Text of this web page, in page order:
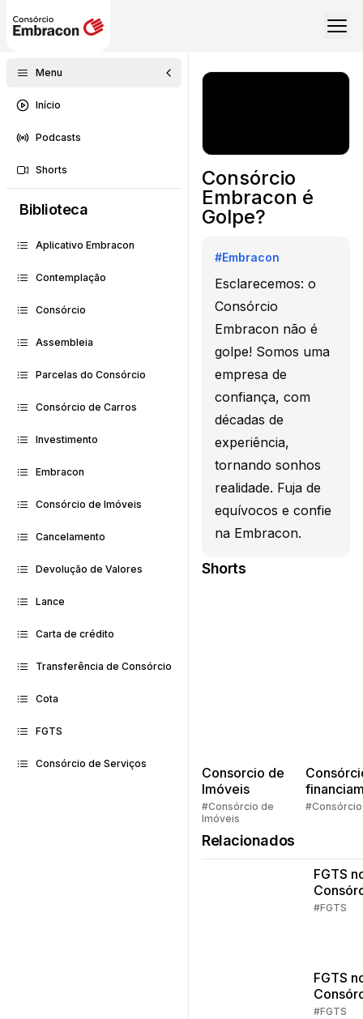
Menu
Início
Podcasts
Shorts
Biblioteca
Aplicativo Embracon
Contemplação
Consórcio
Assembleia
Parcelas do Consórcio
Consórcio de Carros
Investimento
Embracon
Consórcio de Imóveis
Cancelamento
Devolução de Valores
Lance
Carta de crédito
Transferência de Consórcio
Cota
FGTS
Consórcio de Serviços
Consórcio
Embracon é
Golpe?
#Embracon
Esclarecemos: o
Consórcio
Embracon não é
golpe! Somos uma
empresa de
confiança, com
décadas de
experiência,
tornando sonhos
realidade. Fuja de
equívocos e confie
na Embracon.
Shorts
Consorcio de
Imóveis
#Consórcio de
Imóveis
Quem
#Consórcio
Relacionados
FGTS
#FGTS
FGTS
#FGTS